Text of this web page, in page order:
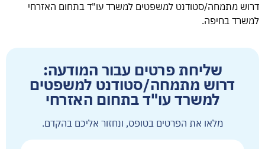
דרוש מתמחה/סטודנט למשפטים למשרד עו"ד בתחום האזרחי
למשרד בחיפה.
שליחת פרטים עבור המודעה:
דרוש מתמחה/סטודנט למשפטים
למשרד עו"ד בתחום האזרחי
מלאו את הפרטים בטופס, ונחזור אליכם בהקדם.